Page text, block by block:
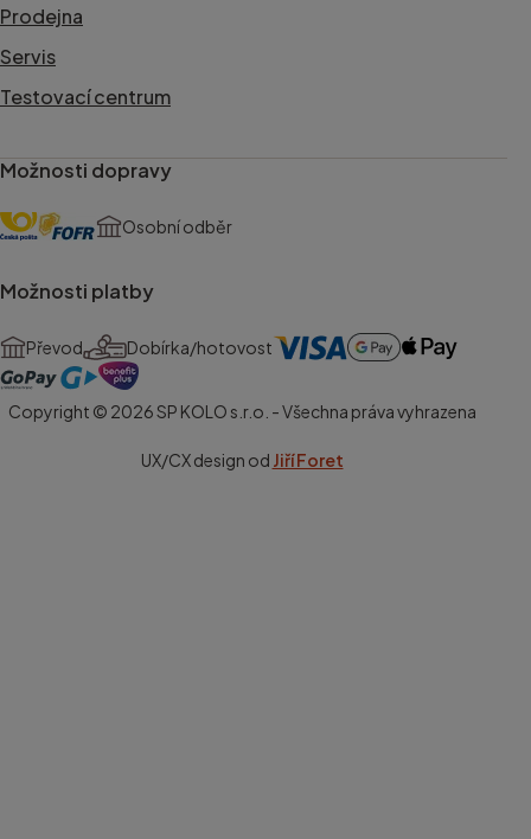
Prodejna
Servis
Testovací centrum
Možnosti dopravy
Osobní odběr
Možnosti platby
Převod Dobírka/hotovost
Copyright © 2026 SP KOLO s.r.o. - Všechna práva vyhrazena
UX/CX design od Jiří Foret